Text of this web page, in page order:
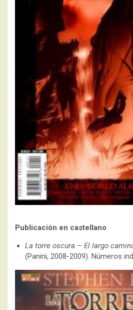
Publicación en castellano
La torre oscura – El largo
(Panini, 2008-2009). Números